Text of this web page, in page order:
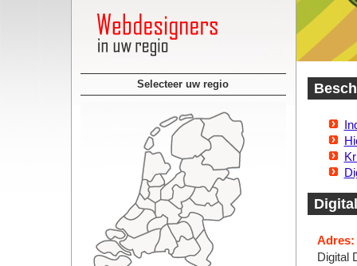
Selecteer uw regio
Adres:
Digital